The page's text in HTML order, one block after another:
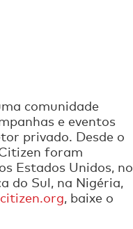
comunidade
e eventos
privado. Desde o
foram
Estados Unidos, no
do Sul, na Nigéria,
, baixe o